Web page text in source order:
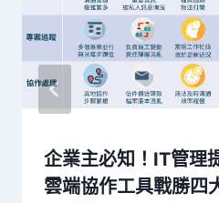
企業主必知！IT管理
雲端協作工具戰勝四